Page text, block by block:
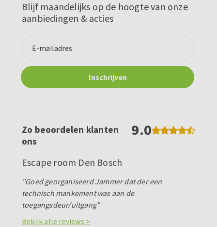
Blijf maandelijks op de hoogte van onze
aanbiedingen & acties
Zo beoordelen klanten
ons
9.0
Escape room Den Bosch
"Goed georganiseerd Jammer dat der een
technisch mankement was aan de
toegangsdeur/uitgang"
Bekijk alle reviews >